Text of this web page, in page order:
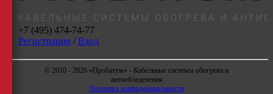
+7 (495) 474-74-77
Регистрация/ Вход
© 2010 - 2026 «Пробатум» - Кабельные системы обогрева и
антиобледенения
Политика конфиденциальности